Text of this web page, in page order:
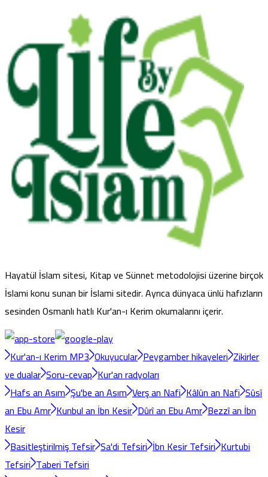
Hayatül İslam sitesi, Kitap ve Sünnet metodolojisi üzerine birçok
İslami konu sunan bir İslami sitedir. Ayrıca dünyaca ünlü hafızların
sesinden Osmanlı hatlı Kur'an-ı Kerim okumalarını içerir.
Kur'an-ı Kerim MP3 Okuyucular Peygamber hikayeleri Zikirler
ve dualar Soru-cevap Kur'an radyoları
Hafs an Asım Şu'be an Asım Verş an Nafi Kâlûn an Nafi Sûsî
an Ebu Amr Kunbul an İbn Kesir Dûrî an Ebu Amr Bezzî an İbn
Kesir
Basitleştirilmiş Tefsir Sa'di Tefsiri İbn Kesir Tefsiri Kurtubi
Tefsiri Taberi Tefsiri